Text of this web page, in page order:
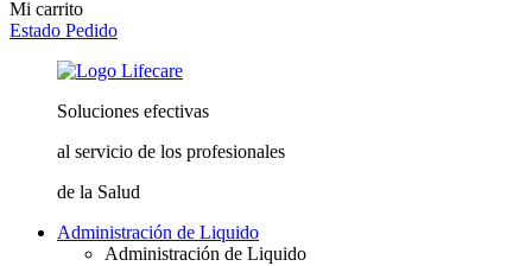
Mi carrito
Estado Pedido
Soluciones efectivas
al servicio de los profesionales
de la Salud
Administración de Liquido
Administración de Liquido